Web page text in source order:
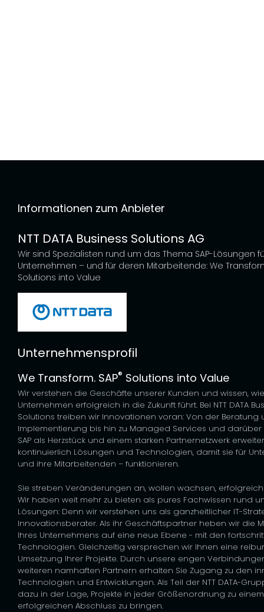
Informationen zum Anbieter
NTT DATA Business Solutions AG
Wir sind Spezialisten rund um das Thema SAP-Lösungen
Unternehmen – und für deren Mitarbeitende: We
Solutions into Value
Unternehmensprofil
We Transform. SAP® Solutions into Value
Wir verstehen die Geschäfte unserer Kunden und wissen,
Unternehmen erfolgreich in die Zukunft führt. Bei NTT DATA
Solutions treiben wir Innovationen voran: Von der Beratung
Implementierung bis hin zu Managed Services und darüber
SAP als Herzstück und einem starken Partnernetzwerk
kontinuierlich Lösungen und Technologien, damit sie für
und ihre Mitarbeitenden – funktionieren.
Sie streben Veränderungen an, wollen wachsen,
Wir haben weit mehr zu bieten als pures Fachwissen rund
Lösungen: Denn wir verstehen uns als ganzheitlicher IT-
Innovationsberater. Als ihr Geschäftspartner heben wir die
Ihres Unternehmens auf eine neue Ebene - mit den
Technologien. Gleichzeitig versprechen wir Ihnen eine
Umsetzung Ihrer Projekte. Durch unsere engen
weiteren namhaften Partnern erhalten Sie Zugang zu den
Technologien und Entwicklungen. Als Teil der NTT DATA-
dazu in der Lage, Projekte in jeder Größenordnung zu einem
erfolgreichen Abschluss zu bringen.